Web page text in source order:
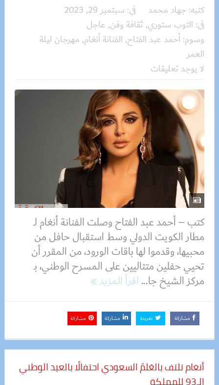
كتبه: جهاد محمد فى: سبتمبر 29, 2023
فى: التوب ستوري, ثقافة وفن, عاجل
وسوم:أحمد عبد الفتاح, الفنانة أنغام, مهرجان ليلة
العمر
لا يوجد تعليقات
كتب – أحمد عبد الفتاح وصلت الفنانة أنغام لـ
مطار الكويت الدولي وسط استقبال حافل من
محبيها، وقدموا لها باقات الورود، من المقرر أن
تحيي حفلين متتاليين على المسرح الوطني، بـ
مركز الشيخ جا...اقرأ المزيد
مشاركة تغريدة مشاركة مشاركة
أنغام تلتف بالعَلمّ السعودي احتفالًا بالعيد الوطني
الـ93 للمملكة